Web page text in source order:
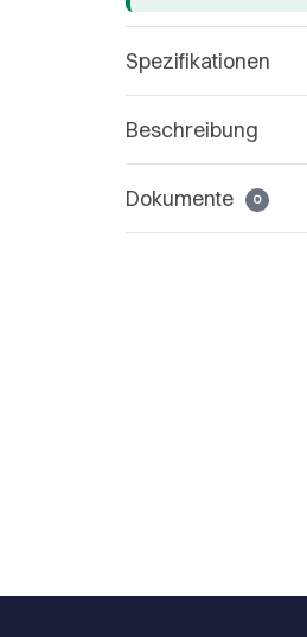
Spezifikationen
Beschreibung
Dokumente 0